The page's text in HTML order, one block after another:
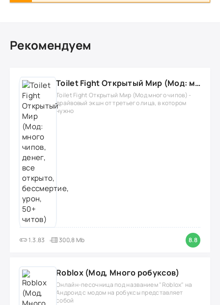
Рекомендуем
Toilet Fight Открытый Мир (Мод: много чипов, денег, все открыто, бессмертие, урон, 50+ читов)
Toilet Fight Открытый Мир (Мод много чипов) -
драйвовый экшн от третьего лица, в котором
нужно
1.3.83 300,8 Mb 8.8
Roblox (Мод, Много робуксов)
Онлайн-песочница под названием "Roblox" на
Андроид с модом на робуксы представляет
собой